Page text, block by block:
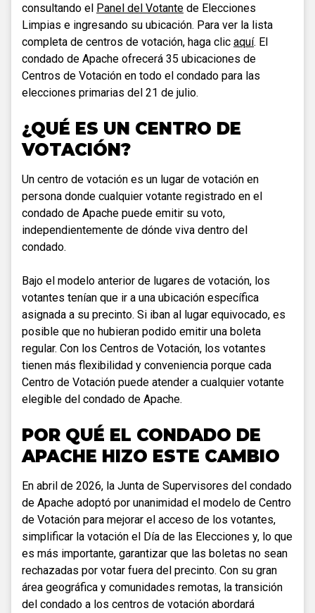
consultando el Panel del Votante de Elecciones
Limpias e ingresando su ubicación. Para ver la lista
completa de centros de votación, haga clic aquí. El
condado de Apache ofrecerá 35 ubicaciones de
Centros de Votación en todo el condado para las
elecciones primarias del 21 de julio.
¿QUÉ ES UN CENTRO DE
VOTACIÓN?
Un centro de votación es un lugar de votación en
persona donde cualquier votante registrado en el
condado de Apache puede emitir su voto,
independientemente de dónde viva dentro del
condado.
Bajo el modelo anterior de lugares de votación, los
votantes tenían que ir a una ubicación específica
asignada a su precinto. Si iban al lugar equivocado, es
posible que no hubieran podido emitir una boleta
regular. Con los Centros de Votación, los votantes
tienen más flexibilidad y conveniencia porque cada
Centro de Votación puede atender a cualquier votante
elegible del condado de Apache.
POR QUÉ EL CONDADO DE
APACHE HIZO ESTE CAMBIO
En abril de 2026, la Junta de Supervisores del condado
de Apache adoptó por unanimidad el modelo de Centro
de Votación para mejorar el acceso de los votantes,
simplificar la votación el Día de las Elecciones y, lo que
es más importante, garantizar que las boletas no sean
rechazadas por votar fuera del precinto. Con su gran
área geográfica y comunidades remotas, la transición
del condado a los centros de votación abordará